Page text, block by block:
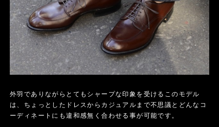
外羽でありながらとてもシャープな印象を受けるこのモデル
は、ちょっとしたドレスからカジュアルまで不思議とどんなコ
ーディネートにも違和感無く合わせる事が可能です。